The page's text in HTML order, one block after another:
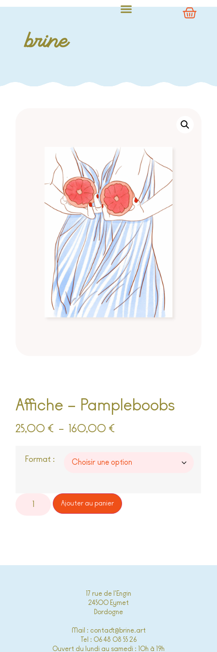
Affiche – Pampleboobs
25,00 € – 160,00 €
Format :
Ajouter au panier
17 rue de l'Engin
24500 Eymet
Dordogne
Mail : contact@brine.art
Tel : 06 48 08 55 26
Ouvert du lundi au samedi : 10h à 19h